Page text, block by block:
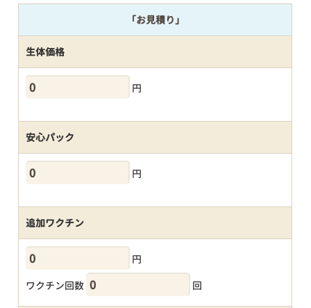
「お見積り」
生体価格
円
安心パック
円
追加ワクチン
円
ワクチン回数
回